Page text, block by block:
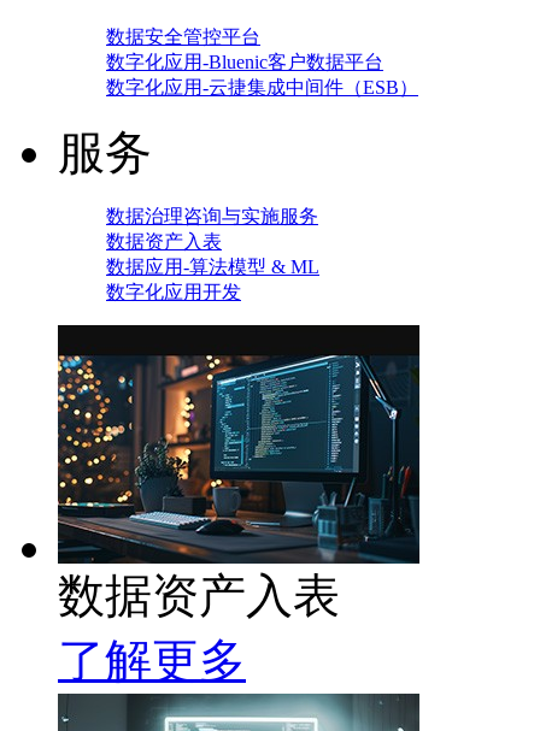
数据安全管控平台
数字化应用-Bluenic客户数据平台
数字化应用-云捷集成中间件（ESB）
服务
数据治理咨询与实施服务
数据资产入表
数据应用-算法模型 & ML
数字化应用开发
数据资产入表
了解更多